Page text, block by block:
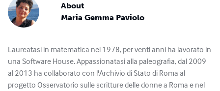
About
Maria Gemma Paviolo
Laureatasi in matematica nel 1978, per venti anni ha lavorato in
una Software House. Appassionatasi alla paleografia, dal 2009
al 2013 ha collaborato con l'Archivio di Stato di Roma al
progetto Osservatorio sulle scritture delle donne a Roma e nel